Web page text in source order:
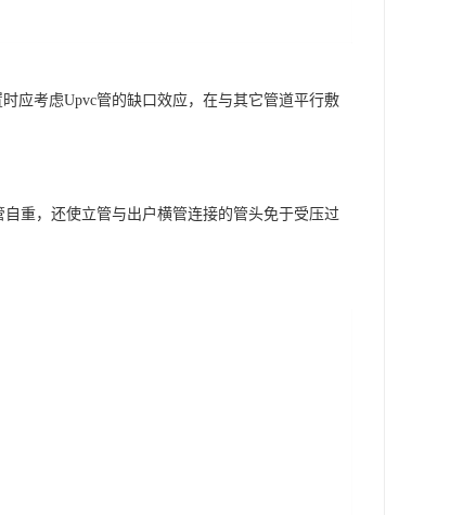
应考虑Upvc管的缺口效应，在与其它管道平行敷
重，还使立管与出户横管连接的管头免于受压过